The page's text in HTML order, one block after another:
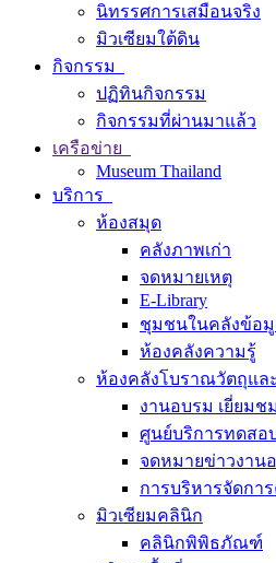
นิทรรศการเสมือนจริง
มิวเซียมใต้ดิน
กิจกรรม
ปฏิทินกิจกรรม
กิจกรรมที่ผ่านมาแล้ว
เครือข่าย
Museum Thailand
บริการ
ห้องสมุด
คลังภาพเก่า
จดหมายเหตุ
E-Library
ชุมชนในคลังข้อ
ห้องคลังความรู้
ห้องคลังโบราณวัตถุแล
งานอบรม เยี่ยมช
ศูนย์บริการทดสอ
จดหมายข่าวงา
การบริหารจัดกา
มิวเซียมคลินิก
คลินิกพิพิธภัณฑ์